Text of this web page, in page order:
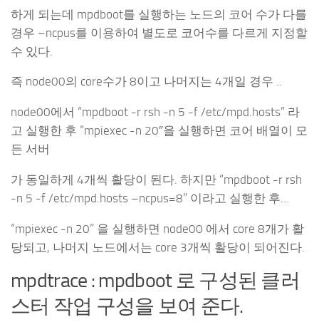
하게 되는데 mpdboot를 실행하는 노드의 코어 수가 다를
경우 –ncpus를 이용하여 별도로 코어수를 다르게 지정할
수 있다.
즉 node00의 core수가 8이고 나머지는 4개일 경우 ..
node00에서 “mpdboot -r rsh -n 5 -f /etc/mpd.hosts” 라
고 실행한 후 “mpiexec -n 20″을 실행하면 코어 배열이 모
든 서버
가 동일하게 4개씩 활당이 된다. 하지만 “mpdboot -r rsh
-n 5 -f /etc/mpd.hosts –ncpus=8” 이라고 실행한 후…
“mpiexec -n 20” 을 실행하면 node00 에서 core 8개가 활
당되고, 나머지 노드에서는 core 3개씩 활당이 되어진다.
mpdtrace : mpdboot 로 구성된 클러
스터 작업 구성을 보여 준다.